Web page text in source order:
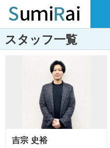
スタッフ一覧
吉宗 史裕